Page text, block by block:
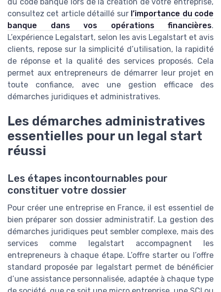
consultez cet article détaillé sur l’importance du code
banque dans vos opérations financières.
L’expérience Legalstart, selon les avis Legalstart et avis
clients, repose sur la simplicité d’utilisation, la rapidité
de réponse et la qualité des services proposés. Cela
permet aux entrepreneurs de démarrer leur projet en
toute confiance, avec une gestion efficace des
démarches juridiques et administratives.
Les démarches administratives
essentielles pour un legal start
réussi
Les étapes incontournables pour
constituer votre dossier
Pour créer une entreprise en France, il est essentiel de
bien préparer son dossier administratif. La gestion des
démarches juridiques peut sembler complexe, mais des
services comme legalstart accompagnent les
entrepreneurs à chaque étape. L’offre starter ou l’offre
standard proposée par legalstart permet de bénéficier
d’une assistance personnalisée, adaptée à chaque type